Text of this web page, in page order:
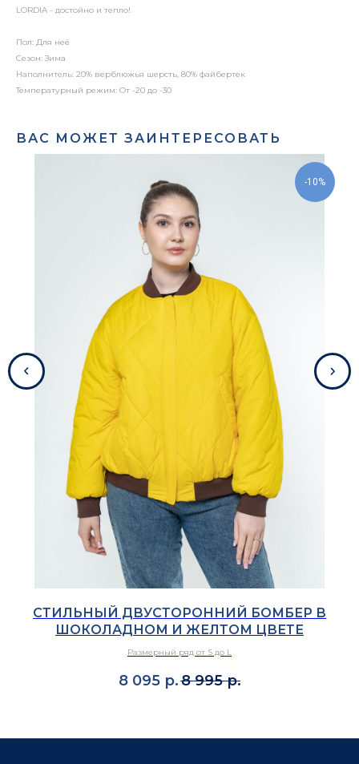
LORDIA - достойно и тепло!
Пол: Для неё
Сезон: Зима
Наполнитель: 20% верблюжья шерсть, 80% файбертек
Температурный режим: От -20 до -30
ВАС МОЖЕТ ЗАИНТЕРЕСОВАТЬ
-10%
СТИЛЬНЫЙ ДВУСТОРОННИЙ БОМБЕР В
ШОКОЛАДНОМ И ЖЕЛТОМ ЦВЕТЕ
Размерный ряд от S до L
8 095 р.8 995 р.